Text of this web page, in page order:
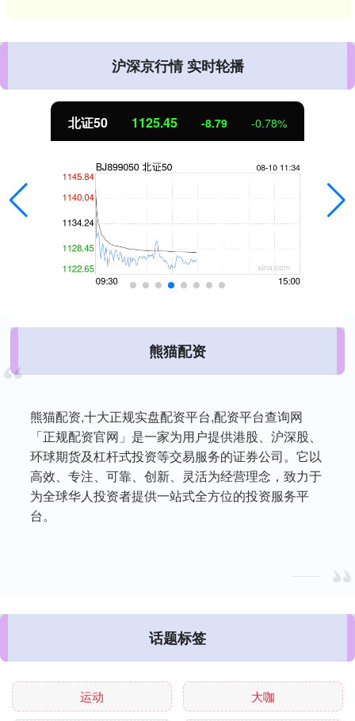
沪深京行情 实时轮播
北证50 1125.45 -8.79 -0.78%
熊猫配资
熊猫配资,十大正规实盘配资平台,配资平台查询网
「正规配资官网」是一家为用户提供港股、沪深股、
环球期货及杠杆式投资等交易服务的证券公司。它以
高效、专注、可靠、创新、灵活为经营理念，致力于
为全球华人投资者提供一站式全方位的投资服务平
台。
话题标签
运动 大咖